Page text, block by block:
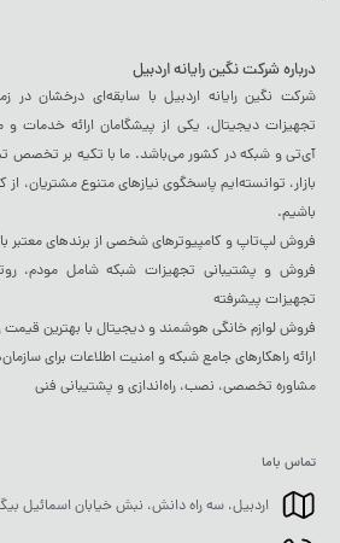
درباره شرکت نگین رایانه اردبیل
شرکت نگین رایانه اردبیل با سابقه‌ای درخشان در
تجهیزات دیجیتال، یکی از پیشگامان ارائه
آی‌تی و شبکه در کشور می‌باشد. ما با تکیه بر تخصص
بازار، توانسته‌ایم پاسخگوی نیازهای متنوع مشتریان، از
باشیم.
فروش لپ‌تاپ و کامپیوترهای شخصی از برندهای معتبر با
فروش و پشتیبانی تجهیزات شبکه شامل مودم،
تجهیزات پیشرفته
فروش لوازم خانگی هوشمند و دیجیتال با بهترین
ارائه راهکارهای جامع شبکه و امنیت اطلاعات برای
مشاوره تخصصی، نصب، راه‌اندازی و پشتیبانی فنی
تماس باما
اردبیل، سه راه دانش، نبش خیابان اسمائیل